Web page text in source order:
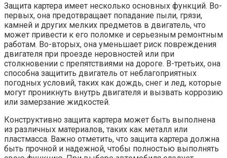
Защита картера имеет несколько основных функций. Во-
первых, она предотвращает попадание пыли, грязи,
камней и других мелких предметов в двигатель, что
может привести к его поломке и серьезным ремонтным
работам. Во-вторых, она уменьшает риск повреждения
двигателя при проезде неровностей или при
столкновении с препятствиями на дороге. В-третьих, она
способна защитить двигатель от неблагоприятных
погодных условий, таких как дождь, снег и лед, которые
могут проникнуть внутрь двигателя и вызвать коррозию
или замерзание жидкостей.
Конструктивно защита картера может быть выполнена
из различных материалов, таких как металл или
пластмасса. Важно отметить, что защита картера должна
быть прочной и надежной, чтобы полностью выполнять